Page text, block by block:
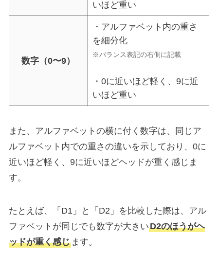
いほど重い
数字（0〜9）
・アルファベット内の重さ
を細分化
※バランス表記の右側に記載
・0に近いほど軽く、9に近
いほど重い
また、アルファベットの横に付く数字は、同じア
ルファベット内での重さの違いを示しており、0に
近いほど軽く、9に近いほどヘッドが重く感じま
す。
たとえば、「D1」と「D2」を比較した際は、アル
ファベットが同じでも数字が大きいD2のほうがヘ
ッドが重く感じます。